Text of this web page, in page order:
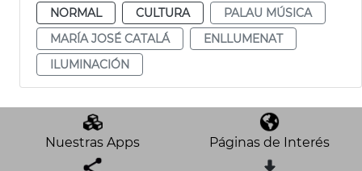
NORMAL
CULTURA
PALAU MÚSICA
MARÍA JOSÉ CATALÁ
ENLLUMENAT
ILUMINACIÓN
Nuestras Apps Páginas de Interés